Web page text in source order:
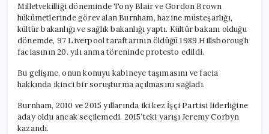
Milletvekilliği döneminde Tony Blair ve Gordon Brown
hükümetlerinde görev alan Burnham, hazine müsteşarlığı,
kültür bakanlığı ve sağlık bakanlığı yaptı. Kültür bakanı olduğu
dönemde, 97 Liverpool taraftarının öldüğü 1989 Hillsborough
faciasının 20. yılı anma töreninde protesto edildi.
Bu gelişme, onun konuyu kabineye taşımasını ve facia
hakkında ikinci bir soruşturma açılmasını sağladı.
Burnham, 2010 ve 2015 yıllarında iki kez İşçi Partisi liderliğine
aday oldu ancak seçilemedi. 2015’teki yarışı Jeremy Corbyn
kazandı.